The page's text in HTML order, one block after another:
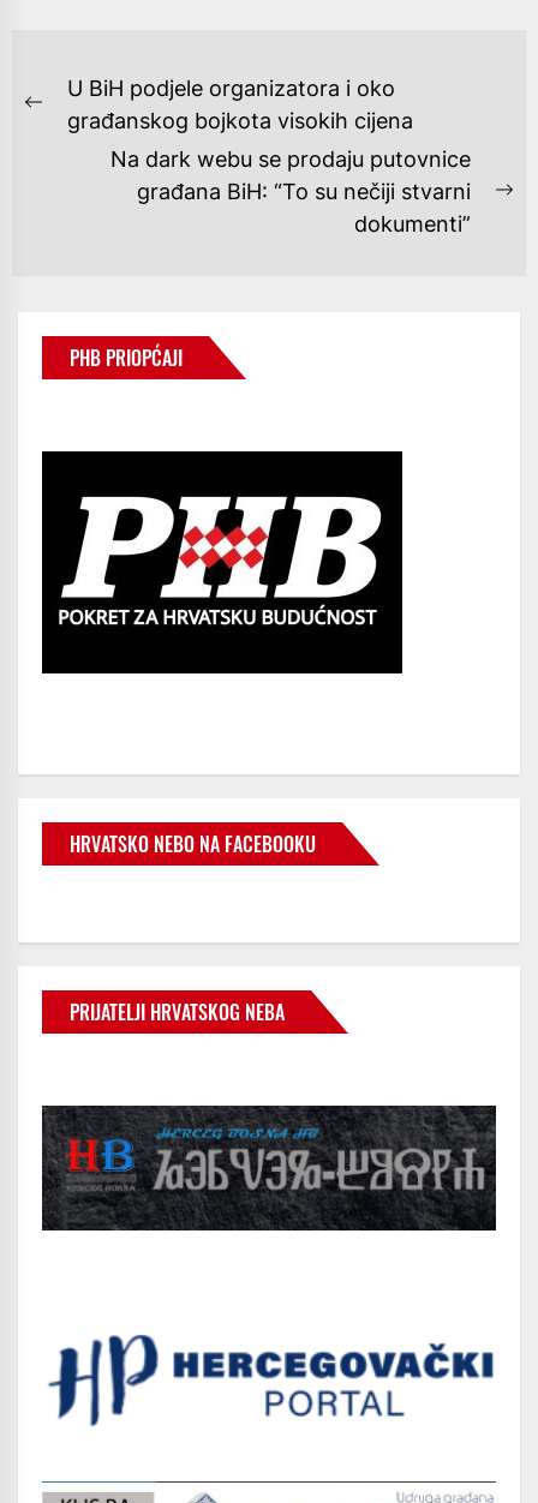
NAVIGACIJA
OBJAVA
Previous
U BiH podjele organizatora i oko
građanskog bojkota visokih cijena
Na dark webu se prodaju putovnice
građana BiH: “To su nečiji stvarni
dokumenti”
PHB PRIOPĆAJI
HRVATSKO NEBO NA FACEBOOKU
PRIJATELJI HRVATSKOG NEBA